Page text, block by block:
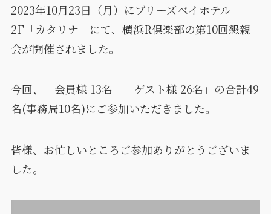
2023年10月23日（月）にブリーズベイホテル
2F「カタリナ」にて、横浜R倶楽部の第10回懇親
会が開催されました。
今回、「会員様 13名」「ゲスト様 26名」の合計49
名(事務局10名)にご参加いただきました。
皆様、お忙しいところご参加ありがとうございま
した。